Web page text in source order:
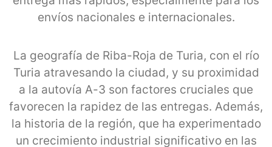
envíos nacionales e internacionales.
La geografía de Riba-Roja de Turia, con el río
Turia atravesando la ciudad, y su proximidad
a la autovía A-3 son factores cruciales que
favorecen la rapidez de las entregas. Además,
la historia de la región, que ha experimentado
un crecimiento industrial significativo en las